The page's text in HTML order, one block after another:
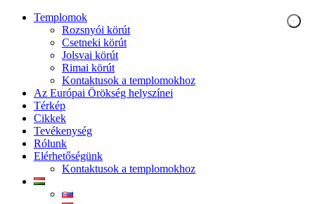
Templomok
Rozsnyói körút
Csetneki körút
Jolsvai körút
Rimai körút
Kontaktusok a templomokhoz
Az Európai Örökség helyszínei
Térkép
Cikkek
Tevékenység
Rólunk
Elérhetőségünk
Kontaktusok a templomokhoz